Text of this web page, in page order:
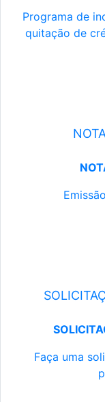
Programa de
quitação de
Faça uma